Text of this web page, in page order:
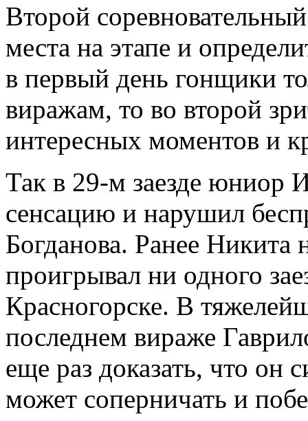
Второй
места на этапе и
в первый день гонщики
виражам, то во второй
интересных моментов и
Так в 29-м заезде юниор
сенсацию и нарушил
Богданова. Ранее Никита
проигрывал ни одного
Красногорске. В
последнем вираже
еще раз доказать, что
может соперничать и